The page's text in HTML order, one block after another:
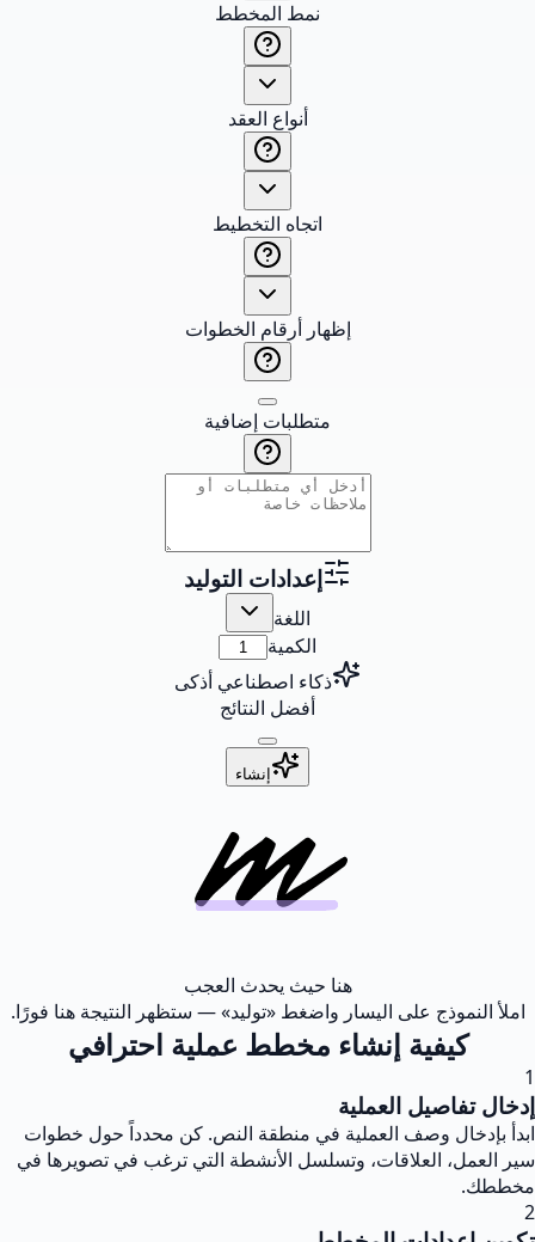
نمط المخطط
أنواع العقد
اتجاه التخطيط
إظهار أرقام الخطوات
متطلبات إضافية
إعدادات التوليد
اللغة
الكمية
ذكاء اصطناعي أذكى
أفضل النتائج
إنشاء
هنا حيث يحدث العجب
املأ النموذج على اليسار واضغط «توليد» — ستظهر النتيجة هنا فورًا.
كيفية إنشاء مخطط عملية احترافي
1
إدخال تفاصيل العملية
ابدأ بإدخال وصف العملية في منطقة النص. كن محدداً حول خطوات
سير العمل، العلاقات، وتسلسل الأنشطة التي ترغب في تصويرها في
مخططك.
2